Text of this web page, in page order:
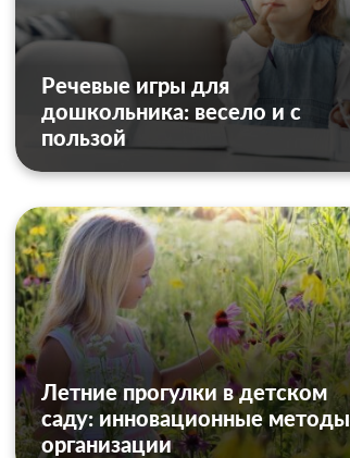
Речевые игры для
дошкольника: весело и с
пользой
Летние прогулки в детском
саду: инновационные методы
организации